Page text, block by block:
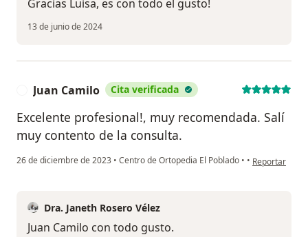
Gracias Luisa, es con todo el gusto!
13 de junio de 2024
Juan Camilo Cita verificada
Excelente profesional!, muy recomendada. Salí
muy contento de la consulta.
26 de diciembre de 2023 • Centro de Ortopedia El Poblado • • en opinión
Reportar
Dra. Janeth Rosero Vélez
Juan Camilo con todo gusto.